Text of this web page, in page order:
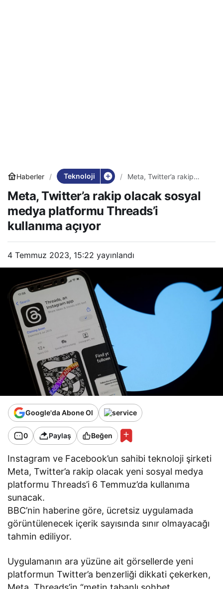
Haberler Teknoloji
Meta, Twitter’a rakip
platformu Threads’i
kullanıma açıyor
Meta, Twitter’a rakip olacak sosyal
medya platformu Threads’i
kullanıma açıyor
4 Temmuz 2023, 15:22 yayınlandı
Google'da Abone Ol
0 Paylaş Beğen
Instagram ve Facebook’un sahibi teknoloji şirketi
Meta, Twitter’a rakip olacak yeni sosyal medya
platformu Threads’i 6 Temmuz’da kullanıma
sunacak.
BBC’nin haberine göre, ücretsiz uygulamada
görüntülenecek içerik sayısında sınır olmayacağı
tahmin ediliyor.
Uygulamanın ara yüzüne ait görsellerde yeni
platformun Twitter’a benzerliği dikkati çekerken,